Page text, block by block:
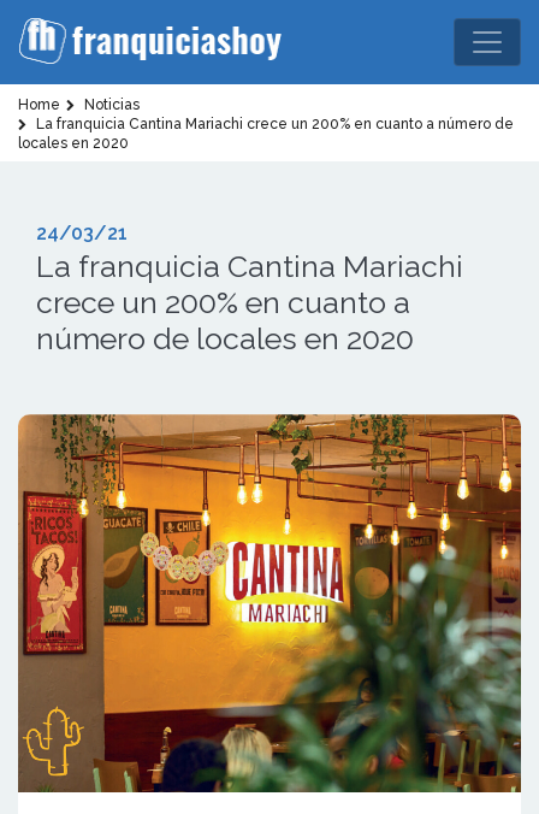
Home
Noticias
La franquicia Cantina Mariachi crece un 200% en cuanto a número de
locales en 2020
24/03/21
La franquicia Cantina Mariachi
crece un 200% en cuanto a
número de locales en 2020